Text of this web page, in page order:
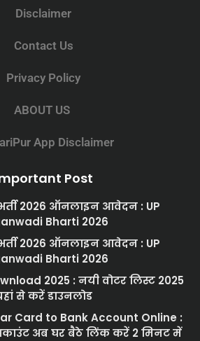
Disclaimer
Contact Us
Privacy Policy
ABOUT US
App Disclaimer
Post
2026 ऑनलाइन आवेदन : UP
Bharti 2026
2026 ऑनलाइन आवेदन : UP
Bharti 2026
2025 : नयी वोटर लिस्ट 2025
से करें डाउनलोड
Card to Bank Account Online :
अब घर बैठे लिंक करें 2 मिनट में